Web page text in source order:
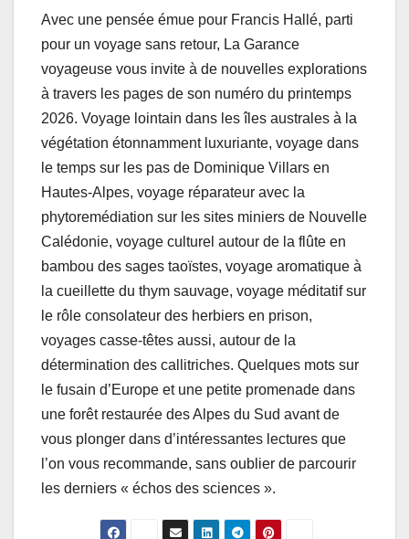
Avec une pensée émue pour Francis Hallé, parti
pour un voyage sans retour, La Garance
voyageuse vous invite à de nouvelles explorations
à travers les pages de son numéro du printemps
2026. Voyage lointain dans les îles australes à la
végétation étonnamment luxuriante, voyage dans
le temps sur les pas de Dominique Villars en
Hautes-­Alpes, voyage réparateur avec la
phytoremédiation sur les sites miniers de Nouvelle
­Calédonie, voyage culturel autour de la flûte en
bambou des sages taoïstes, voyage aromatique à
la cueillette du thym sauvage, voyage méditatif sur
le rôle consolateur des herbiers en prison,
voyages casse-­têtes aussi, autour de la
détermination des callitriches. Quelques mots sur
le fusain d’Europe et une petite promenade dans
une forêt restaurée des Alpes du Sud avant de
vous plonger dans d’intéressantes lectures que
l’on vous recommande, sans oublier de parcourir
les derniers « échos des sciences ».